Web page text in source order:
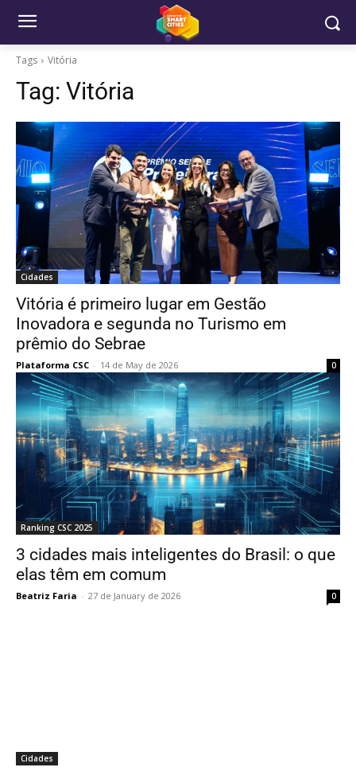
Tags Vitória
Tag: Vitória
Cidades
Vitória é primeiro lugar em Gestão
Inovadora e segunda no Turismo em
prêmio do Sebrae
Plataforma CSC - 14 de May de 2026 0
Ranking CSC 2025
3 cidades mais inteligentes do Brasil: o que
elas têm em comum
Beatriz Faria - 27 de January de 2026 0
Cidades